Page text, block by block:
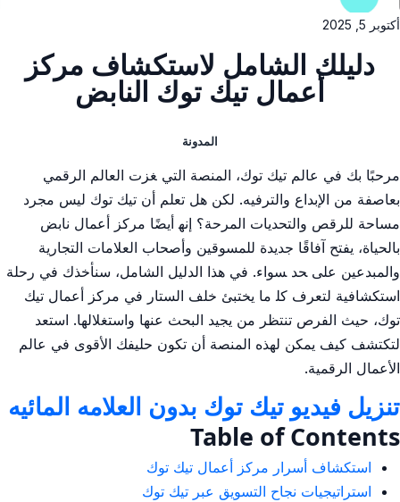
أكتوبر 5, 2025
دليلك الشامل لاستكشاف مركز
أعمال تيك توك النابض
المدونة
مرحبًا بك ⁣في عالم​ تيك ⁣توك، المنصة التي ‍غزت العالم الرقمي
⁤بعاصفة⁣ من ⁣الإبداع والترفيه. لكن ⁣هل تعلم​ أن ⁣تيك توك ليس مجرد
مساحة للرقص والتحديات المرحة؟ إنه‍ أيضًا مركز ⁢أعمال نابض
بالحياة، ​يفتح آفاقًا جديدة للمسوقين وأصحاب العلامات التجارية
والمبدعين على ‍حد ‍سواء. في⁤ هذا الدليل الشامل، ⁤سنأخذك⁣ في رحلة
استكشافية لتعرف كل‍ ما يختبئ خلف الستار في مركز أعمال ⁤تيك
‌توك، حيث الفرص ​تنتظر⁤ من ⁣يجيد البحث عنها واستغلالها. استعد
لتكتشف كيف ​يمكن لهذه ⁤المنصة أن تكون حليفك الأقوى في عالم
الأعمال الرقمية.
تنزيل فيديو تيك توك بدون العلامه المائيه
Table of Contents
استكشاف أسرار مركز أعمال⁤ تيك توك
استراتيجيات نجاح التسويق عبر تيك توك